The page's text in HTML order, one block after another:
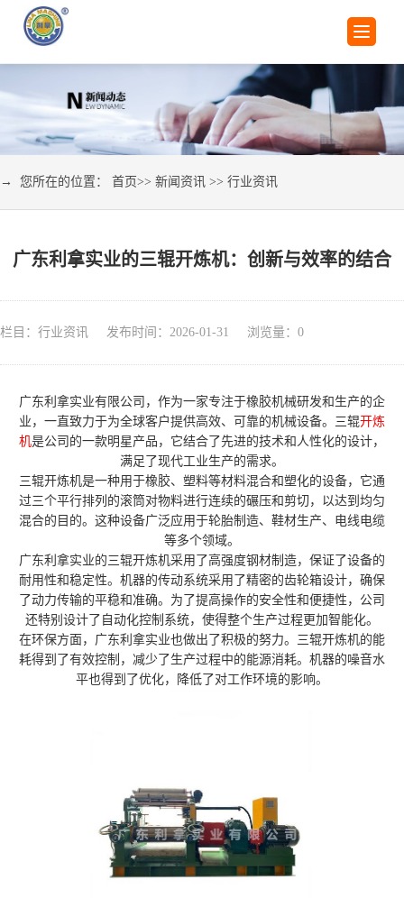
→ 您所在的位置： 首页>> 新闻资讯 >> 行业资讯
广东利拿实业的三辊开炼机：创新与效率的结合
栏目：行业资讯 发布时间：2026-01-31 浏览量： 0
广东利拿实业有限公司，作为一家专注于橡胶机械研发和生产的企
业，一直致力于为全球客户提供高效、可靠的机械设备。三辊开炼
机是公司的一款明星产品，它结合了先进的技术和人性化的设计，
满足了现代工业生产的需求。
三辊开炼机是一种用于橡胶、塑料等材料混合和塑化的设备，它通
过三个平行排列的滚筒对物料进行连续的碾压和剪切，以达到均匀
混合的目的。这种设备广泛应用于轮胎制造、鞋材生产、电线电缆
等多个领域。
广东利拿实业的三辊开炼机采用了高强度钢材制造，保证了设备的
耐用性和稳定性。机器的传动系统采用了精密的齿轮箱设计，确保
了动力传输的平稳和准确。为了提高操作的安全性和便捷性，公司
还特别设计了自动化控制系统，使得整个生产过程更加智能化。
在环保方面，广东利拿实业也做出了积极的努力。三辊开炼机的能
耗得到了有效控制，减少了生产过程中的能源消耗。机器的噪音水
平也得到了优化，降低了对工作环境的影响。